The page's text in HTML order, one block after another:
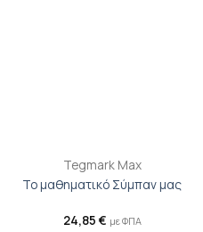
Tegmark Max
Το μαθηματικό Σύμπαν μας
24,85 € με ΦΠΑ